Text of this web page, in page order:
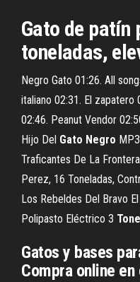
Gato de patín
toneladas,
Negro Gato 01:26. All
italiano 02:31. El zapatero
02:46. Peanut Vendor
Hijo Del Gato Negro
Traficantes De La
Perez, 16 Toneladas,
Los Rebeldes Del Bravo
Polipasto Eléctrico 3
Gatos y bases
Compra online en